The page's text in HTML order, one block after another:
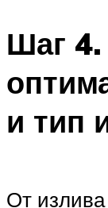
Шаг
и тип
От излива